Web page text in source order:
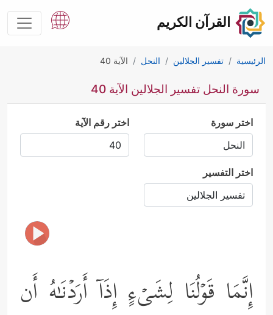
القرآن الكريم
الرئيسية تفسير الجلالين النحل الآية 40
سورة النحل تفسير الجلالين الآية 40
اختر سورة اختر رقم الآية
اختر التفسير
إِنَّمَا قَوۡلُنَا لِشَیۡءٍ إِذَاۤ أَرَدۡنَـٰهُ أَن